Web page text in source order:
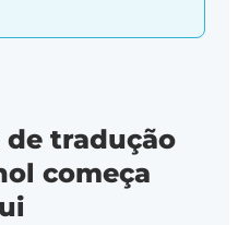
tradução
começa